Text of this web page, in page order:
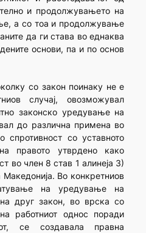
и продолжувањето на
а со тоа и продолжување
да ги става во еднаква
основи, па и по основ
со закон поинаку не е
случај, овозможувал
законско уредување на
до различна примена во
спротивност со уставното
правото утврдено како
во член 8 став 1 алинеја 3)
Во конкретниов
на уредување на
друг закон, во врска со
работниот однос поради
се создавала правна